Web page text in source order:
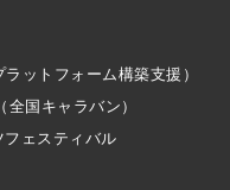
ットフォーム構築支援）
国キャラバン）
フェスティバル